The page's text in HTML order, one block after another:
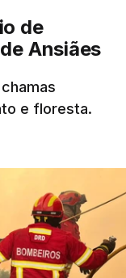
de
Ansiães
e floresta.